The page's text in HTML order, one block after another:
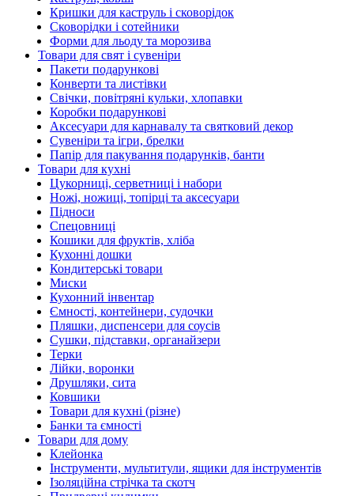
Кришки для каструль і сковорідок
Сковорідки і сотейники
Форми для льоду та морозива
Товари для свят і сувеніри
Пакети подарункові
Конверти та листівки
Свічки, повітряні кульки, хлопавки
Коробки подарункові
Аксесуари для карнавалу та святковий декор
Сувеніри та ігри, брелки
Папір для пакування подарунків, банти
Товари для кухні
Цукорниці, серветниці і набори
Ножі, ножиці, топірці та аксесуари
Підноси
Спецовниці
Кошики для фруктів, хліба
Кухонні дошки
Кондитерські товари
Миски
Кухонний інвентар
Ємності, контейнери, судочки
Пляшки, диспенсери для соусів
Сушки, підставки, органайзери
Терки
Лійки, воронки
Друшляки, сита
Ковшики
Товари для кухні (різне)
Банки та ємності
Товари для дому
Клейонка
Інструменти, мультитули, ящики для інструментів
Ізоляційна стрічка та скотч